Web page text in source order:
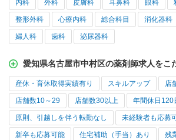
内科 外科 皮膚科 耳鼻科 眼科
整形外科 心療内科 総合科目 消化器科
婦人科 歯科 泌尿器科
愛知県名古屋市中村区の薬剤師求人をこ
産休・育休取得実績有り スキルアップ 店
店舗数10～29 店舗数30以上 年間休日120
原則、引越しを伴う転勤なし 未経験者も応募
新卒も応募可能 住宅補助（手当）あり 残